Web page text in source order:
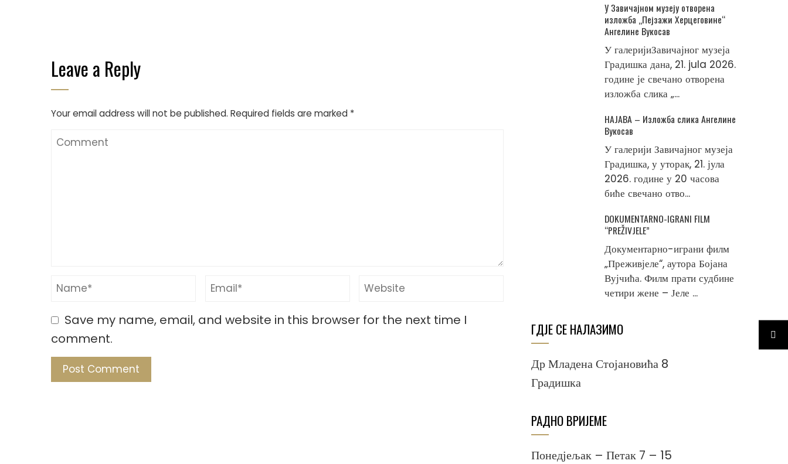
Leave a Reply
Your email address will not be published. Required fields are marked *
Save my name, email, and website in this browser for the next time I
comment.
У Завичајном музеју отворена
изложба „Пејзажи Херцеговине“
Ангелине Вукосав
У галеријиЗавичајног музеја
Градишка дана, 21. jula 2026.
године је свечано отворена
изложба слика „...
НАЈАВА – Изложба слика Ангелине
Вукосав
У галерији Завичајног музеја
Градишка, у уторак, 21. јула
2026. године у 20 часова
биће свечано отво...
DOKUMENTARNO-IGRANI FILM
“PREŽIVJELE”
Документарно-играни филм
„Преживјеле“, аутора Бојана
Вујчића. Филм прати судбине
четири жене – Јеле ...
ГДЈЕ СЕ НАЛАЗИМО
Др Младена Стојановића 8
Градишка
РАДНО ВРИЈЕМЕ
Понедјељак – Петак 7 – 15